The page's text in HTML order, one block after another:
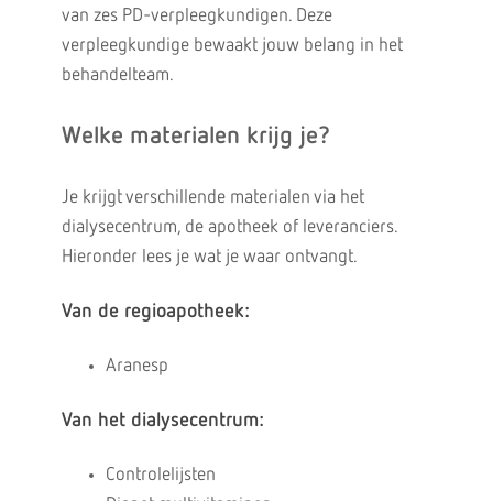
van zes PD-verpleegkundigen. Deze
verpleegkundige bewaakt jouw belang in het
behandelteam.
Welke materialen krijg je?
Je krijgt verschillende materialen via het
dialysecentrum, de apotheek of leveranciers.
Hieronder lees je wat je waar ontvangt.
Van de regioapotheek:
Aranesp
Van het dialysecentrum:
Controlelijsten